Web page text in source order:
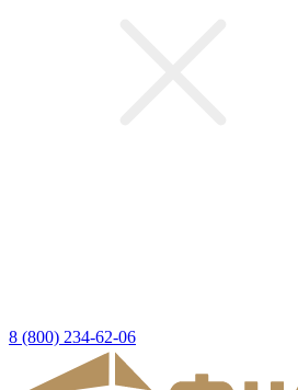
8 (800) 234-62-06